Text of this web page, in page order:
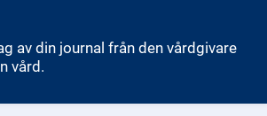
av din journal från den vårdgivare
vård.